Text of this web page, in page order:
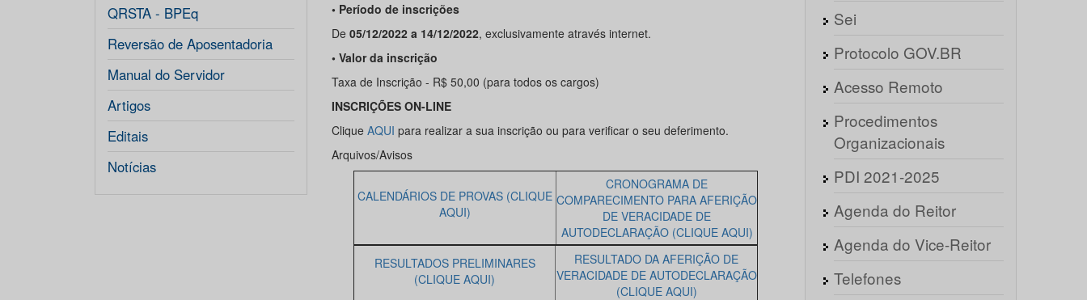
QRSTA - BPEq
Reversão de Aposentadoria
Manual do Servidor
Artigos
Editais
Notícias
• Período de inscrições
De 05/12/2022 a 14/12/2022, exclusivamente através internet.
• Valor da inscrição
Taxa de Inscrição - R$ 50,00 (para todos os cargos)
INSCRIÇÕES ON-LINE
Clique AQUI para realizar a sua inscrição ou para verificar o seu deferimento.
Arquivos/Avisos
CALENDÁRIOS DE PROVAS (CLIQUE
AQUI)
CRONOGRAMA DE
COMPARECIMENTO PARA AFERIÇÃO
DE VERACIDADE DE
AUTODECLARAÇÃO (CLIQUE AQUI)
RESULTADOS PRELIMINARES
(CLIQUE AQUI)
RESULTADO DA AFERIÇÃO DE
VERACIDADE DE AUTODECLARAÇÃO
(CLIQUE AQUI)
Sei
Protocolo GOV.BR
Acesso Remoto
Procedimentos
Organizacionais
PDI 2021-2025
Agenda do Reitor
Agenda do Vice-Reitor
Telefones